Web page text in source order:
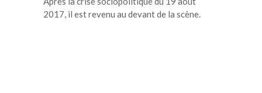
2017, il est revenu au devant de la scène.